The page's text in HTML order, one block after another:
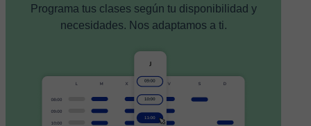
Programa tus clases según tu disponibilidad y
necesidades. Nos adaptamos a ti.